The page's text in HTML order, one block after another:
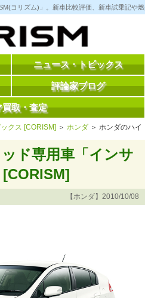
コリズム)」。新車比較評価、新車試乗記や
ニュース・トピックス
評論家ブログ
買取・査定
クス [CORISM] ＞ ホンダ ＞ ホンダのハイ
ド専用車「インサ
【ホンダ】2010/10/08